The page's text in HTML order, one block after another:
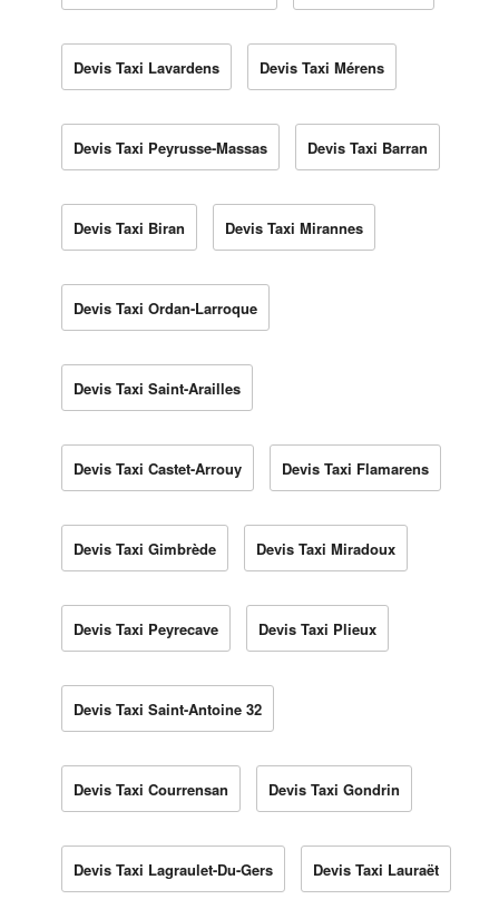
Devis Taxi Lavardens Devis Taxi Mérens
Devis Taxi Peyrusse-Massas Devis Taxi Barran
Devis Taxi Biran Devis Taxi Mirannes
Devis Taxi Ordan-Larroque
Devis Taxi Saint-Arailles
Devis Taxi Castet-Arrouy Devis Taxi Flamarens
Devis Taxi Gimbrède Devis Taxi Miradoux
Devis Taxi Peyrecave Devis Taxi Plieux
Devis Taxi Saint-Antoine 32
Devis Taxi Courrensan Devis Taxi Gondrin
Devis Taxi Lagraulet-Du-Gers Devis Taxi Lauraët